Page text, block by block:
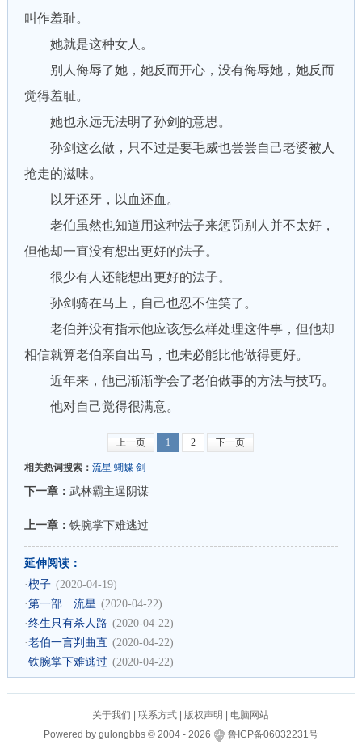
叫作羞耻。
她就是这种女人。
别人侮辱了她，她反而开心，没有侮辱她，她反而
觉得羞耻。
她也永远无法明了孙剑的意思。
孙剑这么做，只不过是要毛威也尝尝自己老婆被人
抢走的滋味。
以牙还牙，以血还血。
老伯虽然也知道用这种法子来惩罚别人并不太好，
但他却一直没有想出更好的法子。
很少有人还能想出更好的法子。
孙剑骑在马上，自己也忍不住笑了。
老伯并没有指示他应该怎么样处理这件事，但他却
相信就算老伯亲自出马，也未必能比他做得更好。
近年来，他已渐渐学会了老伯做事的方法与技巧。
他对自己觉得很满意。
上一页 1 2 下一页
相关热词搜索： 流星 蝴蝶 剑
下一章： 武林霸主逞阴谋
上一章： 铁腕掌下难逃过
延伸阅读：
·楔子 (2020-04-19)
·第一部 流星 (2020-04-22)
·终生只有杀人路 (2020-04-22)
·老伯一言判曲直 (2020-04-22)
·铁腕掌下难逃过 (2020-04-22)
关于我们 |联系方式 版权声明
电脑网站
Powered by gulongbbs ©2004 - 2026 鲁ICP备06032231号